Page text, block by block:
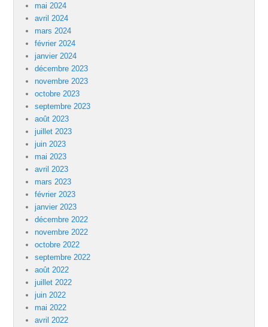
mai 2024
avril 2024
mars 2024
février 2024
janvier 2024
décembre 2023
novembre 2023
octobre 2023
septembre 2023
août 2023
juillet 2023
juin 2023
mai 2023
avril 2023
mars 2023
février 2023
janvier 2023
décembre 2022
novembre 2022
octobre 2022
septembre 2022
août 2022
juillet 2022
juin 2022
mai 2022
avril 2022